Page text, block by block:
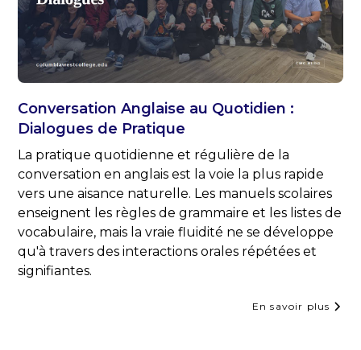
Conversation Anglaise au Quotidien :
Dialogues de Pratique
La pratique quotidienne et régulière de la
conversation en anglais est la voie la plus rapide
vers une aisance naturelle. Les manuels scolaires
enseignent les règles de grammaire et les listes de
vocabulaire, mais la vraie fluidité ne se développe
qu'à travers des interactions orales répétées et
signifiantes.
En savoir plus